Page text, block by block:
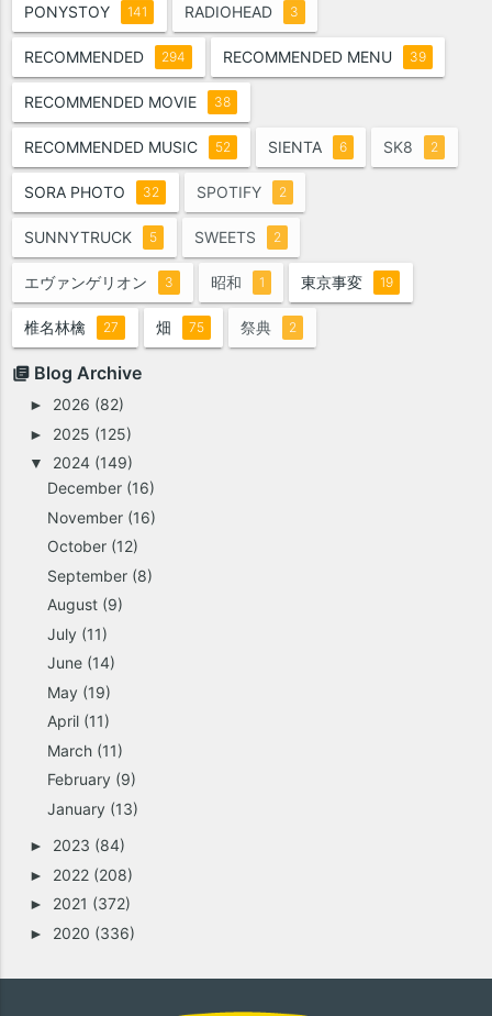
PONYSTOY 141 RADIOHEAD 3
RECOMMENDED 294 RECOMMENDED MENU 39
RECOMMENDED MOVIE 38
RECOMMENDED MUSIC 52 SIENTA 6 SK8 2
SORA PHOTO 32 SPOTIFY 2
SUNNYTRUCK 5 SWEETS 2
エヴァンゲリオン 3 昭和 1 東京事変 19
椎名林檎 27 畑 75 祭典 2
Blog Archive
► 2026 (82)
► 2025 (125)
▼ 2024 (149)
December (16)
November (16)
October (12)
September (8)
August (9)
July (11)
June (14)
May (19)
April (11)
March (11)
February (9)
January (13)
► 2023 (84)
► 2022 (208)
► 2021 (372)
► 2020 (336)